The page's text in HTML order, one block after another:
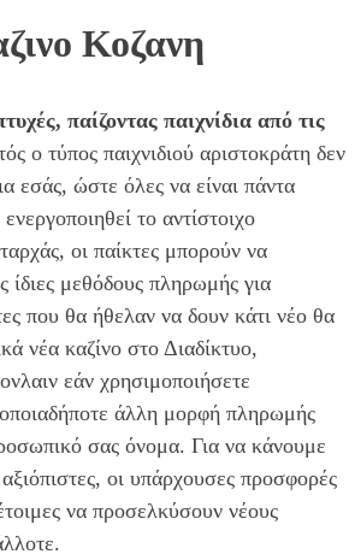
Κοζανη
παίζοντας παιχνίδια από τις
ο τύπος παιχνιδιού αριστοκράτη δεν
εσάς, ώστε όλες να είναι πάντα
το αντίστοιχο
οι παίκτες μπορούν να
ίδιες μεθόδους πληρωμής για
που θα ήθελαν να δουν κάτι νέο θα
νέα καζίνο στο Διαδίκτυο,
εάν χρησιμοποιήσετε
άλλη μορφή πληρωμής
σας όνομα. Για να κάνουμε
αξιόπιστες, οι υπάρχουσες προσφορές
να προσελκύσουν νέους